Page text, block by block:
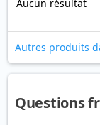
Aucun résultat
Autres produits
Questions